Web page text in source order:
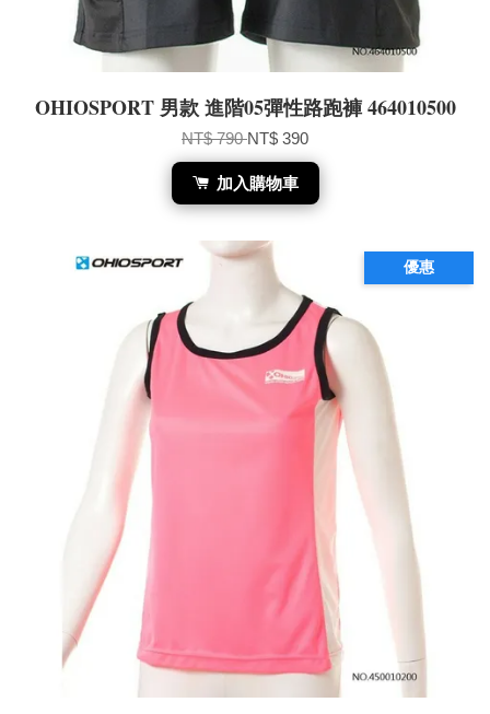
OHIOSPORT 男款 進階05彈性路跑褲 464010500
NT$ 790NT$ 390
加入購物車
優惠